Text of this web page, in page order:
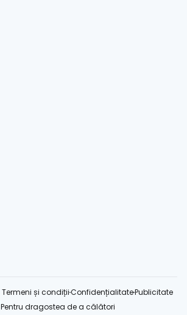
Termeni și condițiiConfidențialitatePublicitate
Pentru dragostea de a călători